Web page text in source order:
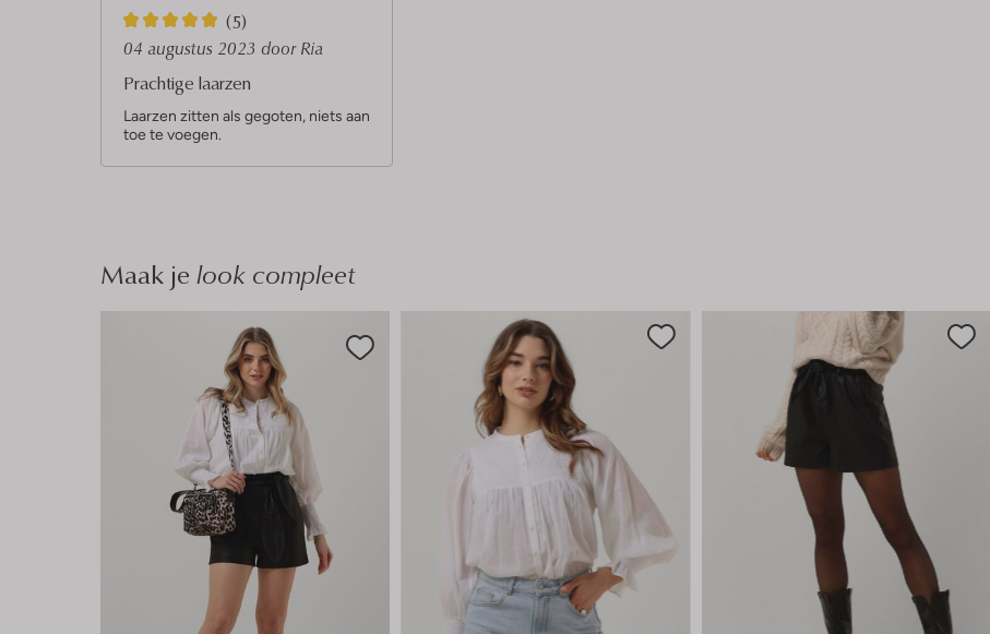
5
S
t
e
r
r
(5)
04 augustus 2023 door Ria
Prachtige laarzen
Laarzen zitten als gegoten, niets aan
toe te voegen.
Maak je look compleet